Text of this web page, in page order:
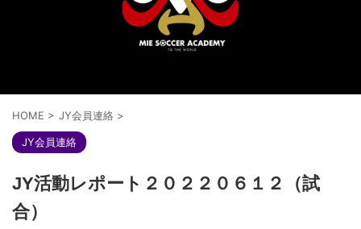
HOME > JY会員連絡 >
JY会員連絡
JY活動レポート２０２２０６１２（試
合）